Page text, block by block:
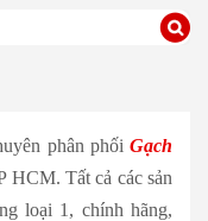
phân phốiGạch
HCM. Tất cả các sản
loại 1, chính hãng,